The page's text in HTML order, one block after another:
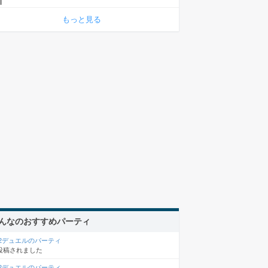
もっと見る
なのおすすめパーティ
デュエルのパーティ
稿されました